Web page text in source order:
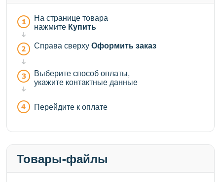
На странице товара
нажмите Купить
Справа сверхуОформить заказ
Выберите способ оплаты,
укажите контактные данные
Перейдите к оплате
Товары-файлы